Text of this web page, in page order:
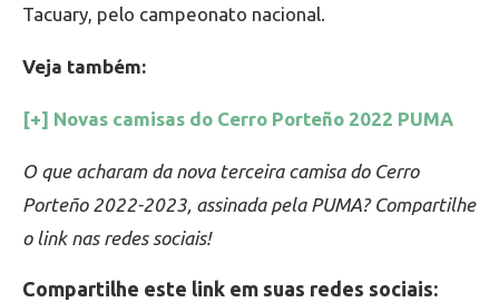
Tacuary, pelo campeonato nacional.
Veja também:
[+] Novas camisas do Cerro Porteño 2022 PUMA
O que acharam da nova terceira camisa do Cerro
Porteño 2022-2023, assinada pela PUMA? Compartilhe
o link nas redes sociais!
Compartilhe este link em suas redes sociais: